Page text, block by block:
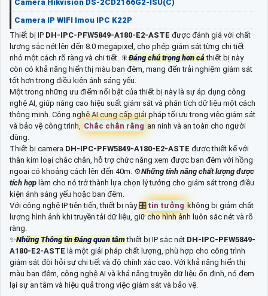
Camera Hikvision DS-2CD2166G2-ISU(C)
Camera IP WIFI Imou IPC K22P
Thiết bị IP DH-IPC-PFW5849-A180-E2-ASTE được đánh giá với chất
lượng sắc nét lên đến 8.0 megapixel, cho phép giám sát từng chi tiết
nhỏ một cách rõ ràng và chi tiết. 🎇 Đáng chú trọng hơn cảthiết bị này
còn có khả năng hiển thị màu ban đêm, mang đến trải nghiệm giám sát
tốt hơn trong điều kiện ánh sáng yếu.
Một trong những ưu điểm nổi bật của thiết bị này là sự áp dụng công
nghệ AI, giúp nâng cao hiệu suất giám sát và phân tích dữ liệu một cách
thông minh. Công nghệ AI cung cấp giải pháp tối ưu trong việc giám sát
và bảo vệ công trình,
Chắc chắn rằng an ninh và an toàn cho người
dùng.
Thiết bị camera DH-IPC-PFW5849-A180-E2-ASTE được thiết kế với
thân kim loại chắc chắn, hỗ trợ chức năng xem được ban đêm với hồng
ngoại có khoảng cách lên đến 40m. ⚙Những tính năng chất lượng được
tích hợp làm cho nó trở thành lựa chọn lý tưởng cho giám sát trong điều
kiện ánh sáng yếu hoặc ban đêm.
Với công nghệ IP tiên tiến, thiết bị này 🎛 tin tưởng không bị giảm chất
lượng hình ảnh khi truyền tải dữ liệu, giữ cho hình ảnh luôn sắc nét và rõ
ràng.
✨Những Thông tin Đáng quan tâmthiết bị IP sắc nét DH-IPC-PFW5849-
A180-E2-ASTE là một giải pháp chất lượng, phù hợp cho công trình
giám sát đòi hỏi sự chi tiết và độ chính xác cao. Với khả năng hiển thị
màu ban đêm, công nghệ AI và khả năng truyền dữ liệu ổn định, nó đem
lại sự an tâm và hiệu quả trong việc giám sát và bảo vệ.